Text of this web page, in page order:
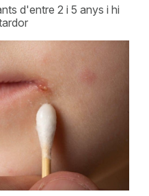
d'entre 2 i 5 anys i hi